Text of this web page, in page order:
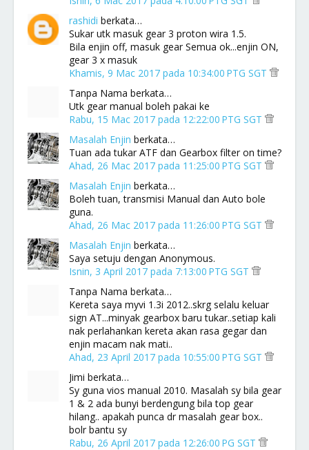
rashidi berkata…
Sukar utk masuk gear 3 proton wira 1.5.
Bila enjin off, masuk gear Semua ok...enjin ON,
gear 3 x masuk
Khamis, 9 Mac 2017 pada 10:34:00 PTG SGT
Tanpa Nama berkata…
Utk gear manual boleh pakai ke
Rabu, 15 Mac 2017 pada 12:22:00 PTG SGT
Masalah Enjin berkata…
Tuan ada tukar ATF dan Gearbox filter on time?
Ahad, 26 Mac 2017 pada 11:25:00 PTG SGT
Masalah Enjin berkata…
Boleh tuan, transmisi Manual dan Auto bole
guna.
Ahad, 26 Mac 2017 pada 11:26:00 PTG SGT
Masalah Enjin berkata…
Saya setuju dengan Anonymous.
Isnin, 3 April 2017 pada 7:13:00 PTG SGT
Tanpa Nama berkata…
Kereta saya myvi 1.3i 2012..skrg selalu keluar
sign AT...minyak gearbox baru tukar..setiap kali
nak perlahankan kereta akan rasa gegar dan
enjin macam nak mati..
Ahad, 23 April 2017 pada 10:55:00 PTG SGT
Jimi berkata…
Sy guna vios manual 2010. Masalah sy bila gear
1 & 2 ada bunyi berdengung bila top gear
hilang.. apakah punca dr masalah gear box..
bolr bantu sy
Rabu, 26 April 2017 pada 12:26:00 PG SGT